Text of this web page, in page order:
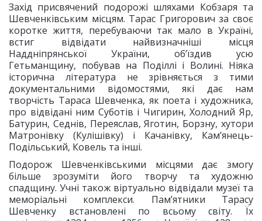
Захід присвячений подорожі шляхами Кобзаря та
Шевченківським місцям. Тарас Григорович за своє
коротке життя, перебуваючи так мало в Україні,
встиг відвідати найвизначніші місця
Наддніпрянської України, об’їздив усю
Гетьманщину, побував на Поділлі і Волині. Ніяка
історична література не зрівняється з тими
документальними відомостями, які дає нам
творчість Тараса Шевченка, як поета і художника,
про відвідані ним Суботів і Чигирин, Холодний Яр,
Батурин, Седнів, Переяслав, Яготин, Борзну, хутори
Матронівку (Кулішівку) і Качанівку, Кам’янець-
Подільський, Ковель та інші.
Подорож Шевченківськими місцями дає змогу
більше зрозуміти його творчу та художню
спадщину. Учні також віртуально відвідали музеї та
меморіальні комплекси. Пам’ятники Тарасу
Шевченку встановлені по всьому світу. Їх